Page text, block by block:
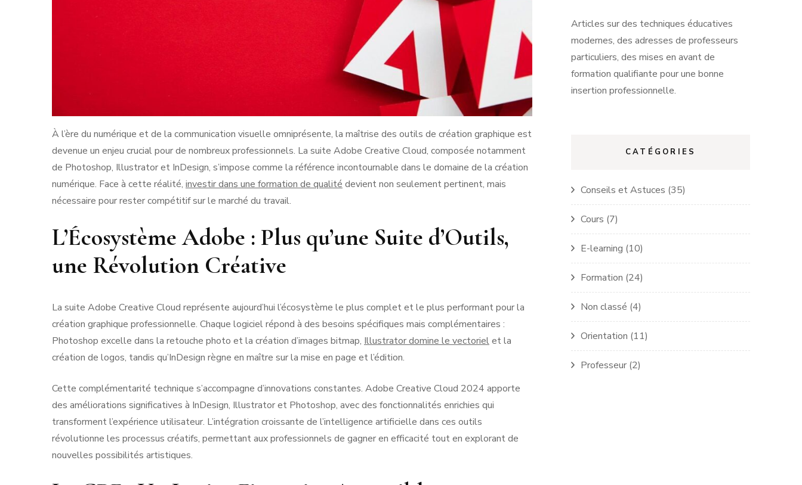
À l’ère du numérique et de la communication visuelle omniprésente, la maîtrise des outils de création graphique est
devenue un enjeu crucial pour de nombreux professionnels. La suite Adobe Creative Cloud, composée notamment
de Photoshop, Illustrator et InDesign, s’impose comme la référence incontournable dans le domaine de la création
numérique. Face à cette réalité, investir dans une formation de qualité devient non seulement pertinent, mais
nécessaire pour rester compétitif sur le marché du travail.
L’Écosystème Adobe : Plus qu’une Suite d’Outils,
une Révolution Créative
La suite Adobe Creative Cloud représente aujourd’hui l’écosystème le plus complet et le plus performant pour la
création graphique professionnelle. Chaque logiciel répond à des besoins spécifiques mais complémentaires :
Photoshop excelle dans la retouche photo et la création d’images bitmap, Illustrator domine le vectorielet la
création de logos, tandis qu’InDesign règne en maître sur la mise en page et l’édition.
Cette complémentarité technique s’accompagne d’innovations constantes. Adobe Creative Cloud 2024 apporte
des améliorations significatives à InDesign, Illustrator et Photoshop, avec des fonctionnalités enrichies qui
transforment l’expérience utilisateur. L’intégration croissante de l’intelligence artificielle dans ces outils
révolutionne les processus créatifs, permettant aux professionnels de gagner en efficacité tout en explorant de
nouvelles possibilités artistiques.
Articles sur des techniques éducatives
modernes, des adresses de professeurs
particuliers, des mises en avant de
formation qualifiante pour une bonne
insertion professionnelle.
CATÉGORIES
Conseils et Astuces (35)
Cours (7)
E-learning (10)
Formation (24)
Non classé (4)
Orientation (11)
Professeur (2)